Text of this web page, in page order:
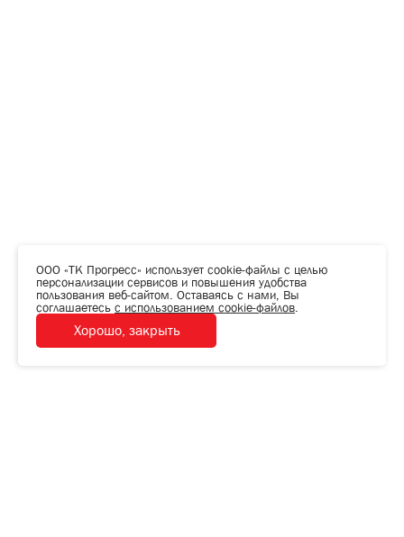
ООО «ТК Прогресс» использует cookie-файлы с целью
персонализации сервисов и повышения удобства
пользования веб-сайтом. Оставаясь с нами, Вы
соглашаетесь с использованием cookie-файлов.
Хорошо, закрыть